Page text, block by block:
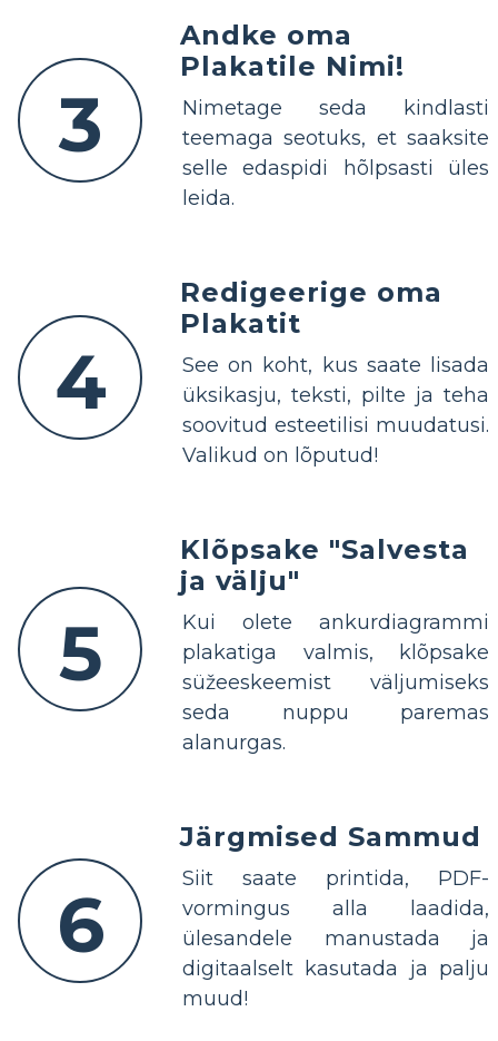
3
Andke oma
Plakatile Nimi!
Nimetage seda kindlasti
teemaga seotuks, et saaksite
selle edaspidi hõlpsasti üles
leida.
4
Redigeerige oma
Plakatit
See on koht, kus saate lisada
üksikasju, teksti, pilte ja teha
soovitud esteetilisi muudatusi.
Valikud on lõputud!
5
Klõpsake "Salvesta
ja välju"
Kui olete ankurdiagrammi
plakatiga valmis, klõpsake
süžeeskeemist väljumiseks
seda nuppu paremas
alanurgas.
6
Järgmised Sammud
Siit saate printida, PDF-
vormingus alla laadida,
ülesandele manustada ja
digitaalselt kasutada ja palju
muud!